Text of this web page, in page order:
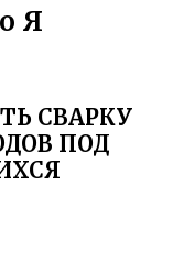
Я
СВАРКУ
ПОД